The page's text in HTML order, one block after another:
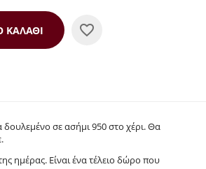
ΚΑΛΆΘΙ
σε ασήμι 950 στο χέρι. Θα
ημέρας. Είναι ένα τέλειο δώρο που